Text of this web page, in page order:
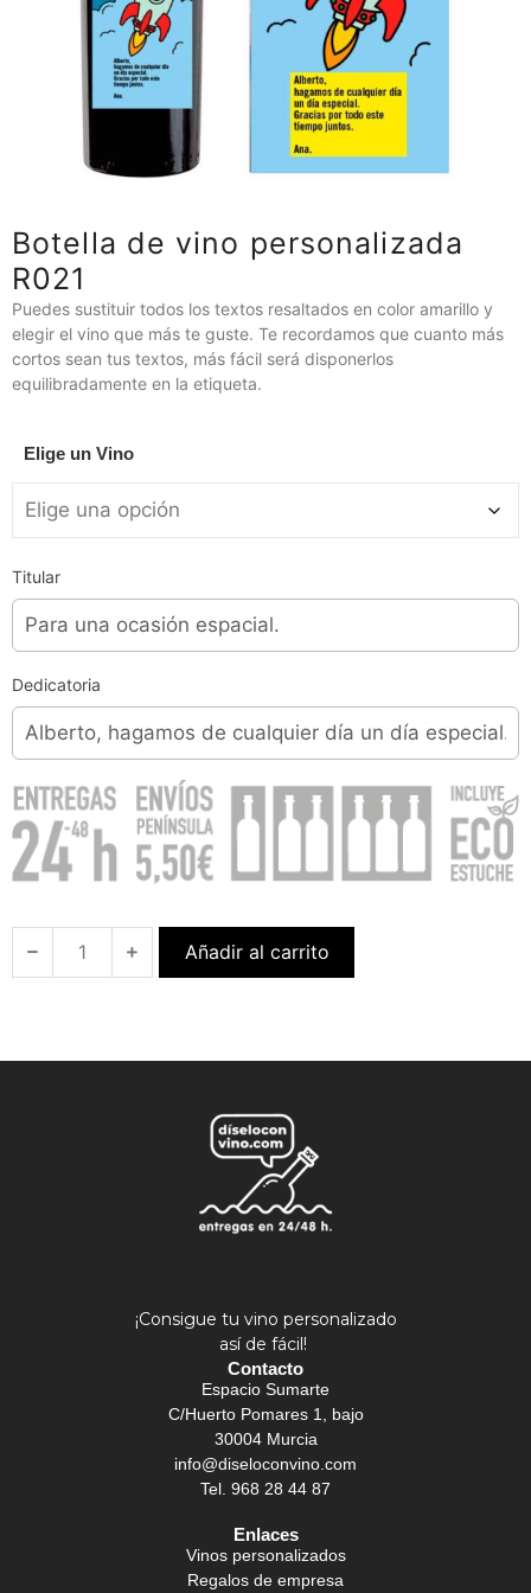
Botella de vino personalizada
R021
Puedes sustituir todos los textos resaltados en color amarillo y
elegir el vino que más te guste. Te recordamos que cuanto más
cortos sean tus textos, más fácil será disponerlos
equilibradamente en la etiqueta.
Elige un Vino
Titular
Dedicatoria
Añadir al carrito
¡Consigue tu vino personalizado
así de fácil!
Contacto
Espacio Sumarte
C/Huerto Pomares 1, bajo
30004 Murcia
info@diseloconvino.com
Tel. 968 28 44 87
Enlaces
Vinos personalizados
Regalos de empresa